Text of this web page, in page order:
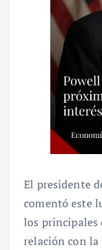
El presidente
comentó este
los principales
relación con